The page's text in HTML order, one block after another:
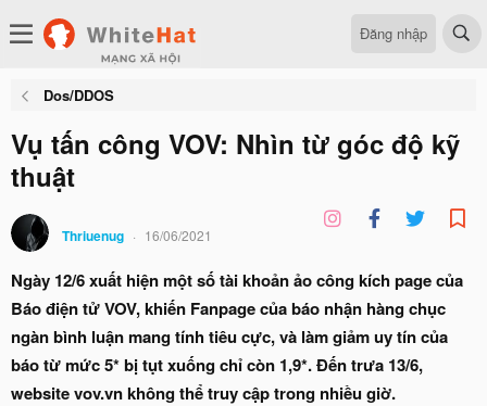
Đăng nhập
Dos/DDOS
Vụ tấn công VOV: Nhìn từ góc độ kỹ
thuật
Thriuenug 16/06/2021
Ngày 12/6 xuất hiện một số tài khoản ảo công kích page của
Báo điện tử VOV, khiến Fanpage của báo nhận hàng chục
ngàn bình luận mang tính tiêu cực, và làm giảm uy tín của
báo từ mức 5* bị tụt xuống chỉ còn 1,9*. Đến trưa 13/6,
website vov.vn không thể truy cập trong nhiều giờ.